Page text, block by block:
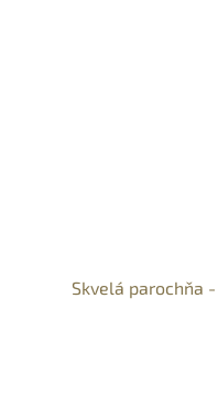
Skvelá parochňa